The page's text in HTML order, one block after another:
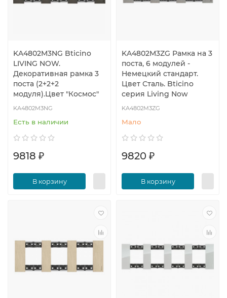
KA4802M3NG Bticino
LIVING NOW.
Декоративная рамка 3
поста (2+2+2
модуля).Цвет "Космоc"
KA4802M3NG
Есть в наличии
9818 ₽
В корзину
KA4802M3ZG Рамка на 3
поста, 6 модулей -
Немецкий стандарт.
Цвет Сталь. Bticino
серия Living Now
KA4802M3ZG
Мало
9820 ₽
В корзину